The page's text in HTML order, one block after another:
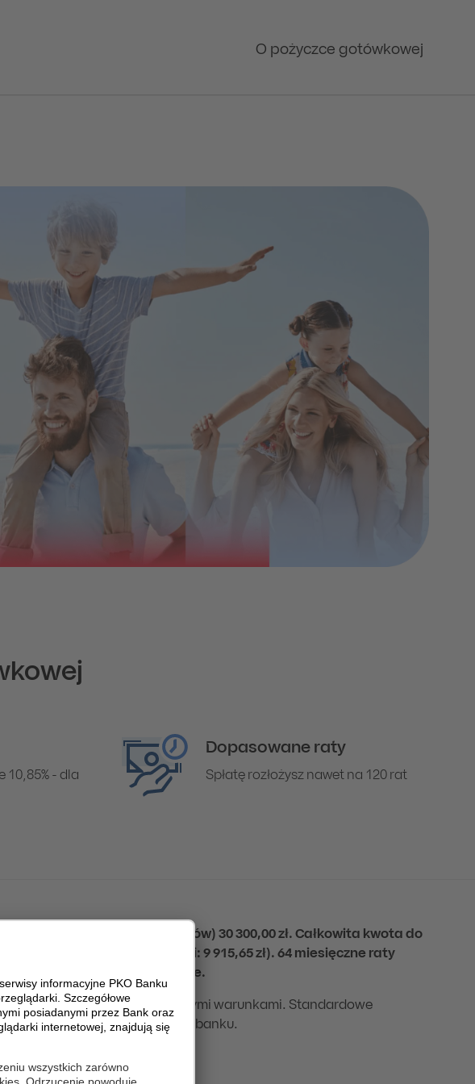
O pożyczce gotówkowej
10,85% - dla
Dopasowane raty
Spłatę rozłożysz nawet na 120 rat
(bez kredytowanych kosztów) 30 300,00 zł. Całkowita kwota do
tym: prowizja: 0,00 zł, odsetki: 9 915,65 zł). 64 miesięczne raty
reprezentatywnym przykładzie.
się propozycje z podobnymi warunkami. Standardowe
znajdziesz na stronie banku.